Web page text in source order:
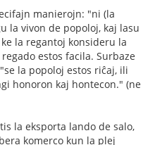
manierojn: "ni (la
la vivon de popoloj, kaj lasu
la regantoj konsideru la
estos facila. Surbaze
la popoloj estos riĉaj, ili
honoron kaj hontecon." (ne
la eksporta lando de salo,
komerco kun la plej